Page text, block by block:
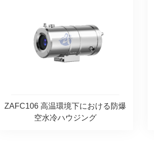
ZAFC106 高温環境下における防爆
空水冷ハウジング